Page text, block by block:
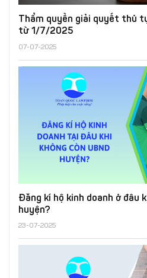
Thẩm quyền giải quyết thủ
từ 1/7/2025
07-07-2025
Đăng kí hộ kinh doanh ở đâu
huyện?
23-07-2025